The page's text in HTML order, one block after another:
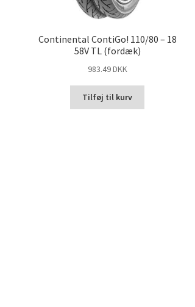
Continental ContiGo! 110/80 – 18
58V TL (fordæk)
983.49 DKK
Tilføj til kurv